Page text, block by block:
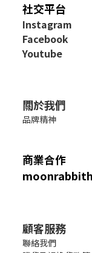
社交平台
Instagram
Facebook
Youtube
關於我們
品牌精神
商業合作
顧客服務
聯絡我們